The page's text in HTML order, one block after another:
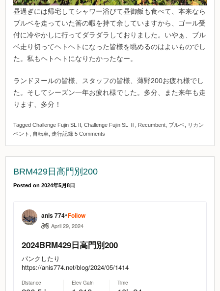
昼過ぎには帰宅してシャワー浴びて昼御飯も食べて、本来なら
ブルベを走っていた筈の暇を持て余していますから、ゴール受
付に冷やかしに行ってダラダラしておりました。いやぁ、ブル
ベ走り切ってヘトヘトになった皆様を眺めるのはよいものでし
た。私もヘトヘトになりたかったなー。
ランドヌールの皆様、スタッフの皆様、薄野200お疲れ様でし
た。そしてシーズン一年お疲れ様でした。多分、また来年も走
ります、多分！
Tagged Challenge Fujin SL II Challenge Fujin SL Ⅱ Recumbent, ブルベ,
リカン
ベント
自転車, 走行記録 5 Comments
BRM429日高門別200
Posted on 2024年5月8日